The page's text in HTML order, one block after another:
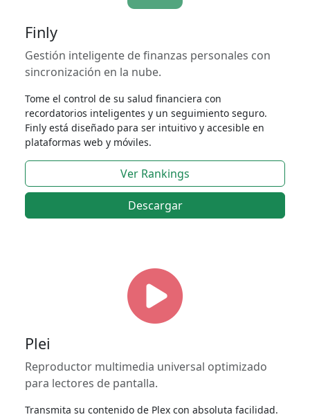
Finly
Gestión inteligente de finanzas personales con
sincronización en la nube.
Tome el control de su salud financiera con
recordatorios inteligentes y un seguimiento seguro.
Finly está diseñado para ser intuitivo y accesible en
plataformas web y móviles.
Ver Rankings
Descargar
Plei
Reproductor multimedia universal optimizado
para lectores de pantalla.
Transmita su contenido de Plex con absoluta facilidad.